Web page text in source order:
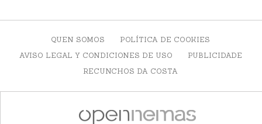
QUEN SOMOS
POLÍTICA DE COOKIES
AVISO LEGAL Y CONDICIONES DE USO
PUBLICIDADE
RECUNCHOS DA COSTA